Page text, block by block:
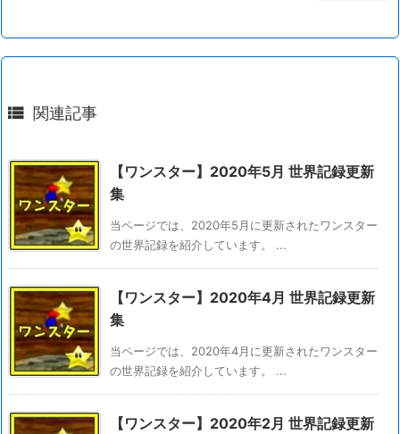
 関連記事
【ワンスター】2020年5月 世界記録更新
集
当ページでは、2020年5月に更新されたワンスター
の世界記録を紹介しています。 ...
【ワンスター】2020年4月 世界記録更新
集
当ページでは、2020年4月に更新されたワンスター
の世界記録を紹介しています。 ...
【ワンスター】2020年2月 世界記録更新